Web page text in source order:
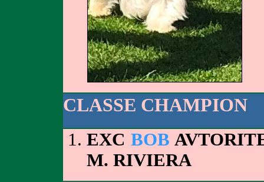
CLASSE CHAMPION
EXCBOB
M. RIVIERA